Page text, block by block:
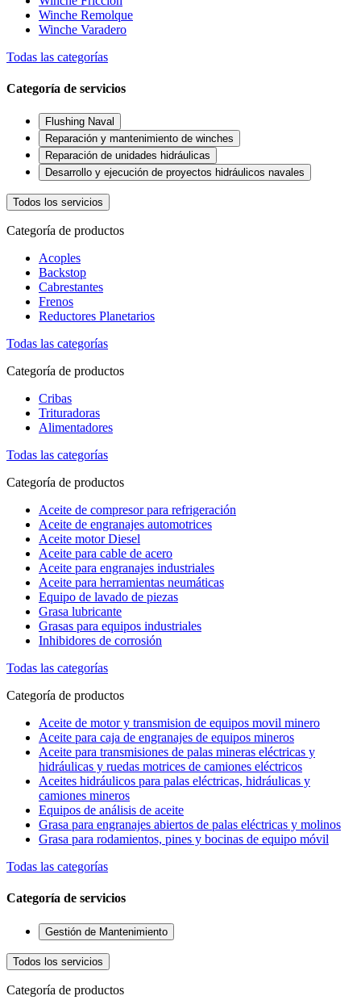
Winche Remolque
Winche Varadero
Todas las categorías
Categoría de servicios
Flushing Naval
Reparación y mantenimiento de winches
Reparación de unidades hidráulicas
Desarrollo y ejecución de proyectos hidráulicos navales
Todos los servicios
Categoría de productos
Acoples
Backstop
Cabrestantes
Frenos
Reductores Planetarios
Todas las categorías
Categoría de productos
Cribas
Trituradoras
Alimentadores
Todas las categorías
Categoría de productos
Aceite de compresor para refrigeración
Aceite de engranajes automotrices
Aceite motor Diesel
Aceite para cable de acero
Aceite para engranajes industriales
Aceite para herramientas neumáticas
Equipo de lavado de piezas
Grasa lubricante
Grasas para equipos industriales
Inhibidores de corrosión
Todas las categorías
Categoría de productos
Aceite de motor y transmision de equipos movil minero
Aceite para caja de engranajes de equipos mineros
Aceite para transmisiones de palas mineras eléctricas y
hidráulicas y ruedas motrices de camiones eléctricos
Aceites hidráulicos para palas eléctricas, hidráulicas y
camiones mineros
Equipos de análisis de aceite
Grasa para engranajes abiertos de palas eléctricas y molinos
Grasa para rodamientos, pines y bocinas de equipo móvil
Todas las categorías
Categoría de servicios
Gestión de Mantenimiento
Todos los servicios
Categoría de productos